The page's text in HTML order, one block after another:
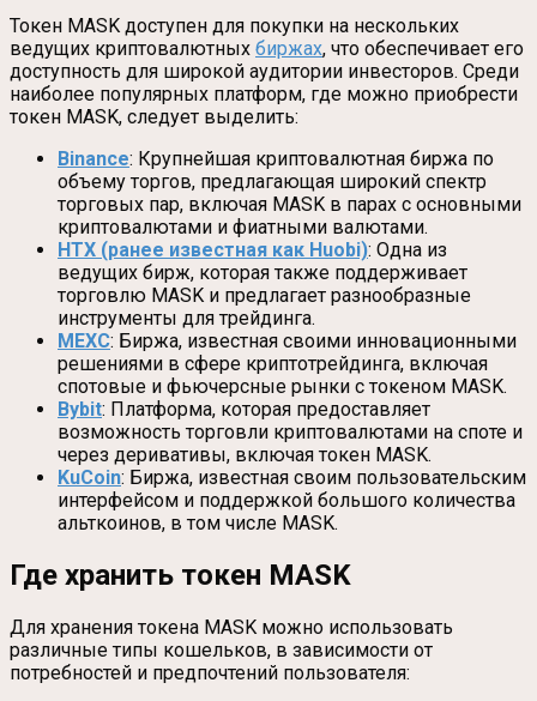
Токен MASK доступен для покупки на нескольких
ведущих криптовалютных биржах, что обеспечивает его
доступность для широкой аудитории инвесторов. Среди
наиболее популярных платформ, где можно приобрести
токен MASK, следует выделить:
Binance: Крупнейшая криптовалютная биржа по
объему торгов, предлагающая широкий спектр
торговых пар, включая MASK в парах с основными
криптовалютами и фиатными валютами.
HTX (ранее известная как Huobi): Одна из
ведущих бирж, которая также поддерживает
торговлю MASK и предлагает разнообразные
инструменты для трейдинга.
MEXC: Биржа, известная своими инновационными
решениями в сфере криптотрейдинга, включая
спотовые и фьючерсные рынки с токеном MASK.
Bybit: Платформа, которая предоставляет
возможность торговли криптовалютами на споте и
через деривативы, включая токен MASK.
KuCoin: Биржа, известная своим пользовательским
интерфейсом и поддержкой большого количества
альткоинов, в том числе MASK.
Где хранить токен MASK
Для хранения токена MASK можно использовать
различные типы кошельков, в зависимости от
потребностей и предпочтений пользователя: